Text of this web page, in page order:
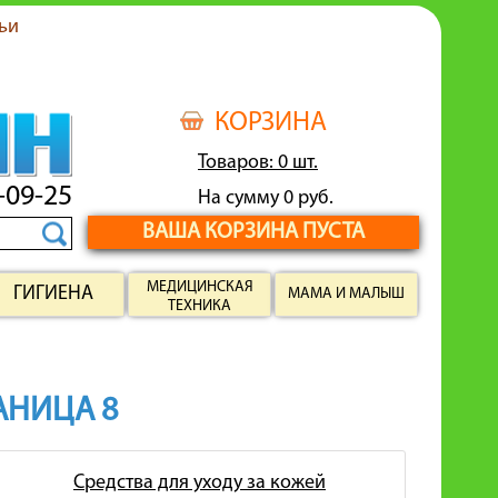
КОРЗИНА
Товаров: 0 шт.
На сумму 0 руб.
ВАША КОРЗИНА ПУСТА
25
ГИГИЕНА
МЕДИЦИНСКАЯ
ТЕХНИКА
МАМА И МАЛЫШ
8
Средства для уходу за кожей